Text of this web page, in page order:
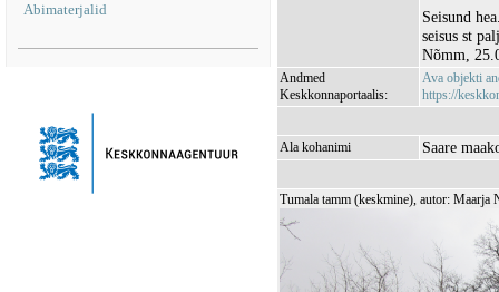
Abimaterjalid
Seisund
seisus st
Nõmm,
Andmed
Keskkonnaportaalis:
Ava objekti
https://
Ala kohanimi Saare
Tumala tamm (keskmine), autor: Maarja